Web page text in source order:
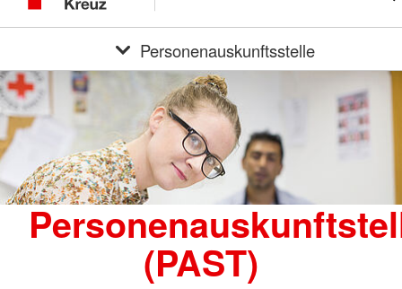
Personenauskunftsstelle
(PAST)